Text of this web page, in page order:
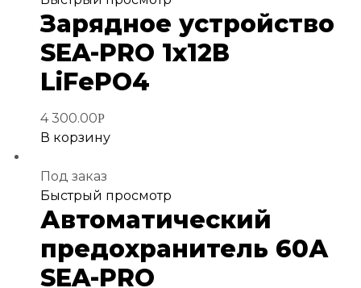
в
избранное
Зарядное устройство
SEA-PRO 1х12В
LiFePO4
4 300.00Р
В корзину
Под заказ
Добавить
в
Быстрый просмотр
Автоматический
предохранитель 60А
SEA-PRO